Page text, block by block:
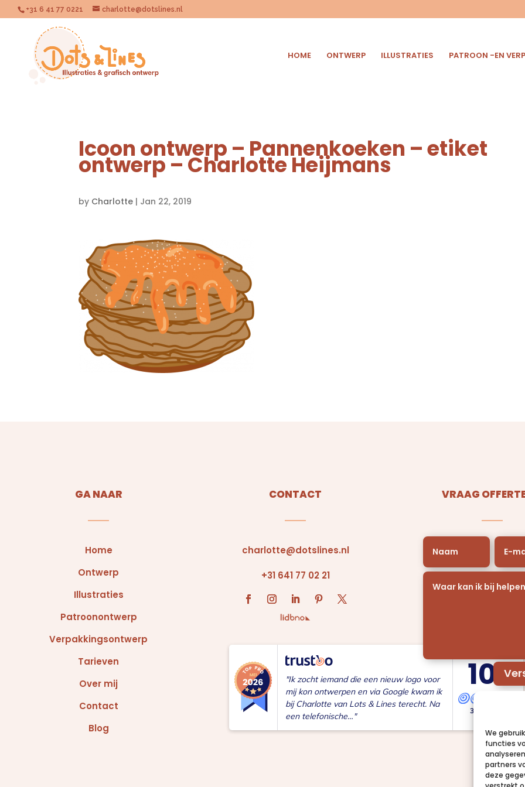
We
functies
partners
deze
+31 6 41 77 0221 charlotte@dotslines.nl
HOME ONTWERP ILLUSTRATIES PATROON -EN
Icoon ontwerp – Pannenkoeken – etiket
ontwerp – Charlotte Heijmans
by Charlotte | Jan 22, 2019
GA NAAR
Home
Ontwerp
Illustraties
Patroonontwerp
Verpakkingsontwerp
Tarieven
Over mij
Contact
Blog
CONTACT
charlotte@dotslines.nl
+31 641 77 02 21
35 reviews
10 ,0
"Ik zocht iemand die een nieuw logo voor
mij kon ontwerpen en via Google kwam ik
bij Charlotte van Lots & Lines terecht. Na
een telefonische…"
VRAAG